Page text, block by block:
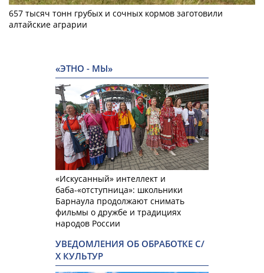
657 тысяч тонн грубых и сочных кормов заготовили
алтайские аграрии
«ЭТНО - МЫ»
«Искусанный» интеллект и
баба-«отступница»: школьники
Барнаула продолжают снимать
фильмы о дружбе и традициях
народов России
УВЕДОМЛЕНИЯ ОБ ОБРАБОТКЕ С/
Х КУЛЬТУР